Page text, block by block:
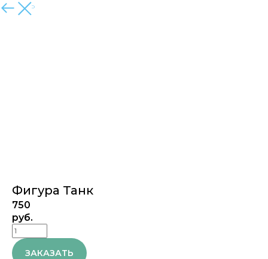
ЗАКРЫТЬ
Фигура Танк
750
руб.
ЗАКАЗАТЬ